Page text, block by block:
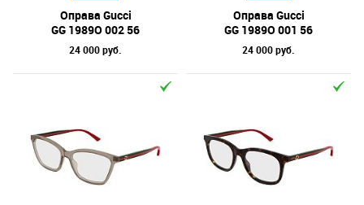
Оправа Gucci
GG 1989O 002 56
24 000 руб.
Оправа Gucci
GG 1989O 001 56
24 000 руб.